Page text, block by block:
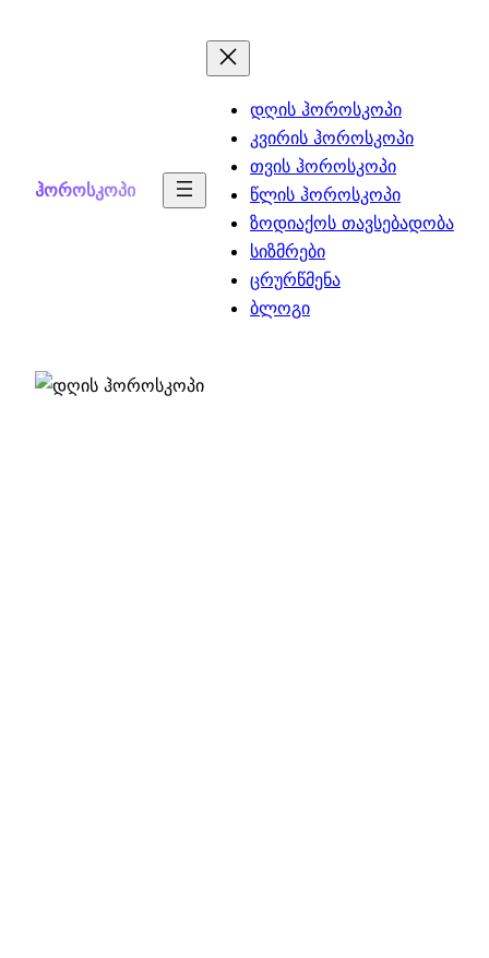
ჰოროსკოპი
დღის ჰოროსკოპი
კვირის ჰოროსკოპი
თვის ჰოროსკოპი
წლის ჰოროსკოპი
ზოდიაქოს თავსებადობა
სიზმრები
ცრურწმენა
ბლოგი